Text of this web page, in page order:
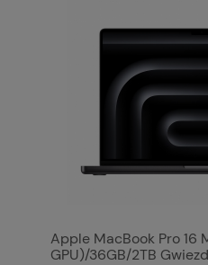
Apple MacBook Pro 16
GPU)/36GB/2TB